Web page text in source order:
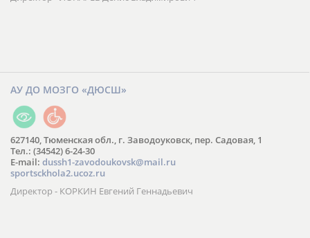
АУ ДО МОЗГО «ДЮСШ»
627140, Тюменская обл., г. Заводоуковск, пер. Садовая, 1
Тел.: (34542) 6-24-30
​E-mail: dussh1-zavodoukovsk@mail.ru
sportsckhola2.ucoz.ru
Директор - КОРКИН Евгений Геннадьевич